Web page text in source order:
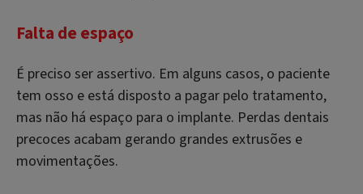
Falta de espaço
É preciso ser assertivo. Em alguns casos, o paciente
tem osso e está disposto a pagar pelo tratamento,
mas não há espaço para o implante. Perdas dentais
precoces acabam gerando grandes extrusões e
movimentações.